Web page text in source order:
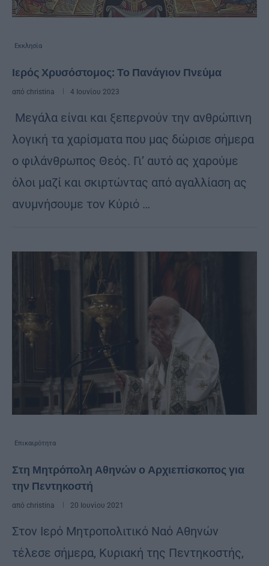
Εκκλησία
Ιερός Χρυσόστομος: Το Πανάγιον Πνεύμα
από christina 4 Ιουνίου 2023
Μεγάλα είναι και ξεπερνούν την ανθρώπινη
λογική τα χαρίσματα που μας δώρισε σήμερα
ο φιλάνθρωπος Θεός. Γι’ αυτό ας χαρούμε
όλοι μαζί και σκιρτώντας από αγαλλίαση ας
ανυμνήσουμε τον Κύριό …
Επικαιρότητα
Στη Μητρόπολη Αθηνών ο Αρχιεπίσκοπος για
την Πεντηκοστή
από christina 20 Ιουνίου 2021
Στον Ιερό Μητροπολιτικό Ναό Αθηνών
τέλεσε σήμερα, Κυριακή της Πεντηκοστής,